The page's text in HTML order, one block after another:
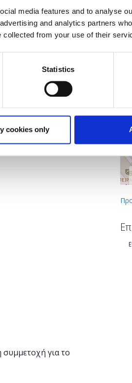
media features and to analyse
and analytics partners
collected from your use of their
Statistics
cookies only
04. Θα
.
συμμετοχή για το